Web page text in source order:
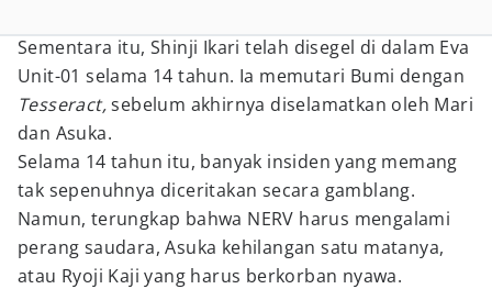
Sementara itu, Shinji Ikari telah disegel di dalam Eva
Unit-01 selama 14 tahun. Ia memutari Bumi dengan
Tesseract,sebelum akhirnya diselamatkan oleh Mari
dan Asuka.
Selama 14 tahun itu, banyak insiden yang memang
tak sepenuhnya diceritakan secara gamblang.
Namun, terungkap bahwa NERV harus mengalami
perang saudara, Asuka kehilangan satu matanya,
atau Ryoji Kaji yang harus berkorban nyawa.